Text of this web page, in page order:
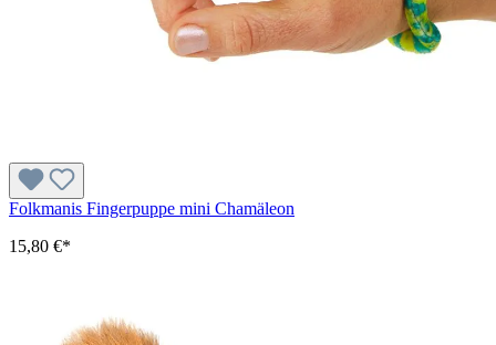
Folkmanis Fingerpuppe mini Chamäleon
15,80 €*